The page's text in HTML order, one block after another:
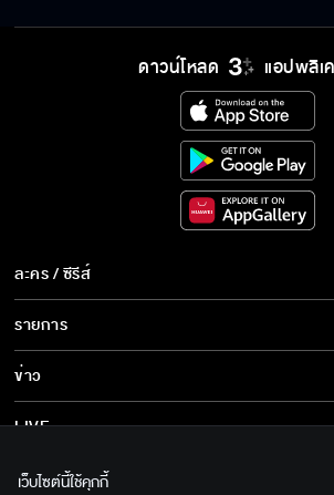
เกิดโดนหน้าโดนตาเข้าปา
ดาวน์โหลด แอปพลิเ
ละคร / ซีรีส์
ละคร/ซีรีส์
ซีรีส์นานาชาติ
การ์ตูน & เกม
รายการ
รายการทั้งหมด
ข่าว
ข่าวทั้งหมด
LIVE
เกี่ยวกับเรา
เว็บไซต์นี้ใช้คุกกี้